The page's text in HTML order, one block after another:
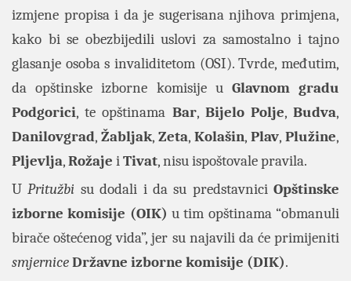
izmjene propisa i da je sugerisana njihova primjena,
kako bi se obezbijedili uslovi za samostalno i tajno
glasanje osoba s invaliditetom (OSI). Tvrde, međutim,
da opštinske izborne komisije u Glavnom gradu
Podgorici, te opštinama Bar, Bijelo Polje,Budva,
Danilovgrad, Žabljak, Zeta, Kolašin, Plav, Plužine,
Pljevlja,Rožaje iTivat, nisu ispoštovale pravila.
UPritužbi su dodali i da su predstavnici Opštinske
izborne komisije (OIK)u tim opštinama “obmanuli
birače oštećenog vida”, jer su najavili da će primijeniti
smjerniceDržavne izborne komisije (DIK).